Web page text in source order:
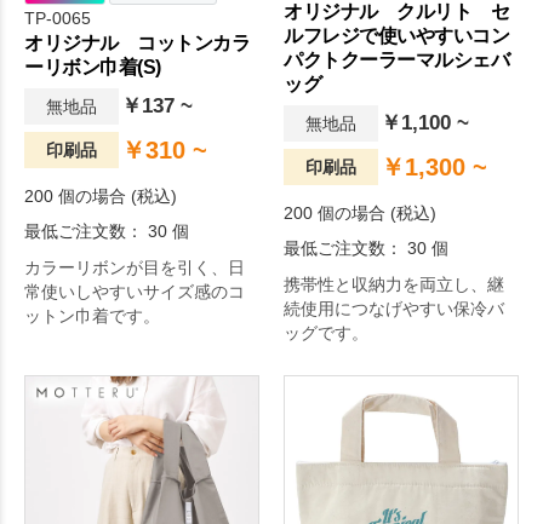
TP-0065
オリジナル コットンカラ
ーリボン巾着(S)
無地品 ￥137 ~
印刷品 ￥310 ~
200 個の場合 (税込)
最低ご注文数： 30 個
カラーリボンが目を引く、日
常使いしやすいサイズ感のコ
ットン巾着です。
オリジナル クルリト セ
ルフレジで使いやすいコン
パクトクーラーマルシェバ
ッグ
無地品 ￥1,100 ~
印刷品 ￥1,300 ~
200 個の場合 (税込)
最低ご注文数： 30 個
携帯性と収納力を両立し、継
続使用につなげやすい保冷バ
ッグです。